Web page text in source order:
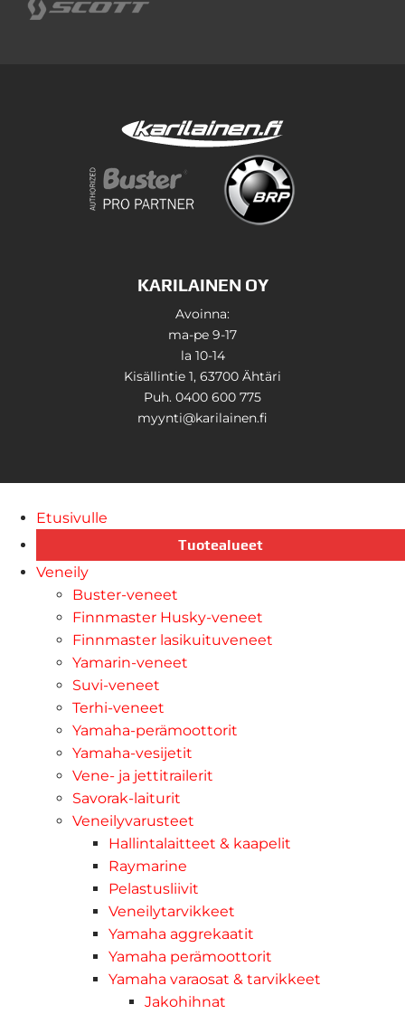
KARILAINEN OY
Avoinna:
ma-pe 9-17
la 10-14
Kisällintie 1, 63700 Ähtäri
Puh. 0400 600 775
myynti@karilainen.fi
Etusivulle
Tuotealueet
Veneily
Buster-veneet
Finnmaster Husky-veneet
Finnmaster lasikuituveneet
Yamarin-veneet
Suvi-veneet
Terhi-veneet
Yamaha-perämoottorit
Yamaha-vesijetit
Vene- ja jettitrailerit
Savorak-laiturit
Veneilyvarusteet
Hallintalaitteet & kaapelit
Raymarine
Pelastusliivit
Veneilytarvikkeet
Yamaha aggrekaatit
Yamaha perämoottorit
Yamaha varaosat & tarvikkeet
Jakohihnat